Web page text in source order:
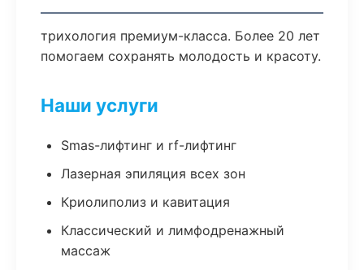
трихология премиум-класса. Более 20 лет
помогаем сохранять молодость и красоту.
Наши услуги
Smas-лифтинг и rf-лифтинг
Лазерная эпиляция всех зон
Криолиполиз и кавитация
Классический и лимфодренажный
массаж